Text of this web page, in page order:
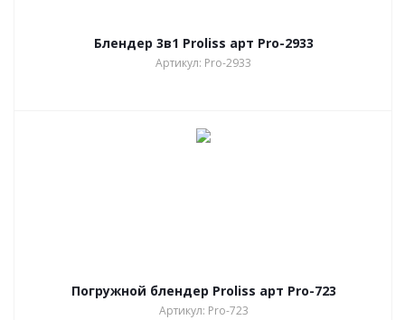
Блендер 3в1 Proliss арт Pro-2933
Артикул: Pro-2933
Погружной блендер Proliss арт Pro-723
Артикул: Pro-723